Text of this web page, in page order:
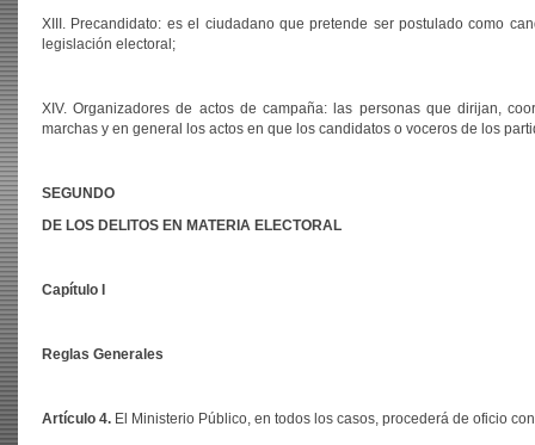
XIII. Precandidato: es el ciudadano que pretende ser postulado como
legislación electoral;
XIV. Organizadores de actos de campaña: las personas que dirijan,
marchas y en general los actos en que los candidatos o voceros de los
SEGUNDO
DE LOS DELITOS EN MATERIA ELECTORAL
Capítulo I
Reglas Generales
Artículo 4. El Ministerio Público, en todos los casos, procederá de oficio